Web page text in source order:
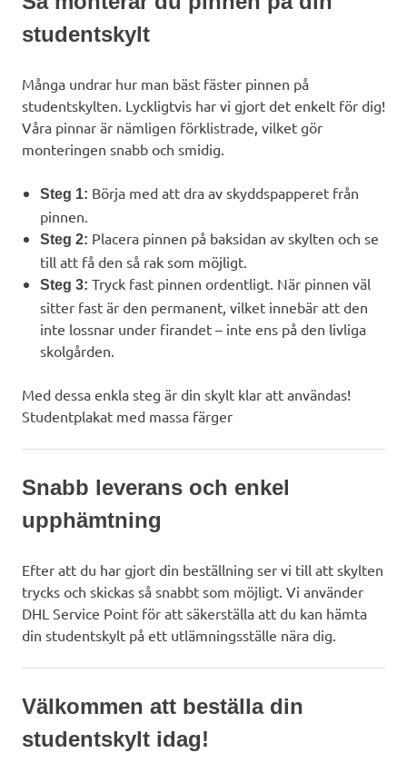
studentskylt
Många undrar hur man bäst fäster pinnen på
studentskylten. Lyckligtvis har vi gjort det enkelt för dig!
Våra pinnar är nämligen förklistrade, vilket gör
monteringen snabb och smidig.
Steg 1: Börja med att dra av skyddspapperet från
pinnen.
Steg 2: Placera pinnen på baksidan av skylten och se
till att få den så rak som möjligt.
Steg 3: Tryck fast pinnen ordentligt. När pinnen väl
sitter fast är den permanent, vilket innebär att den
inte lossnar under firandet – inte ens på den livliga
skolgården.
Med dessa enkla steg är din skylt klar att användas!
Studentplakat med massa färger
Snabb leverans och enkel
upphämtning
Efter att du har gjort din beställning ser vi till att skylten
trycks och skickas så snabbt som möjligt. Vi använder
DHL Service Point för att säkerställa att du kan hämta
din studentskylt på ett utlämningsställe nära dig.
Välkommen att beställa din
studentskylt idag!